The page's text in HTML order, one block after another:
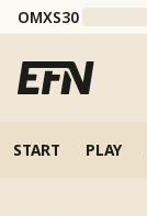
OMXS30
START PLAY